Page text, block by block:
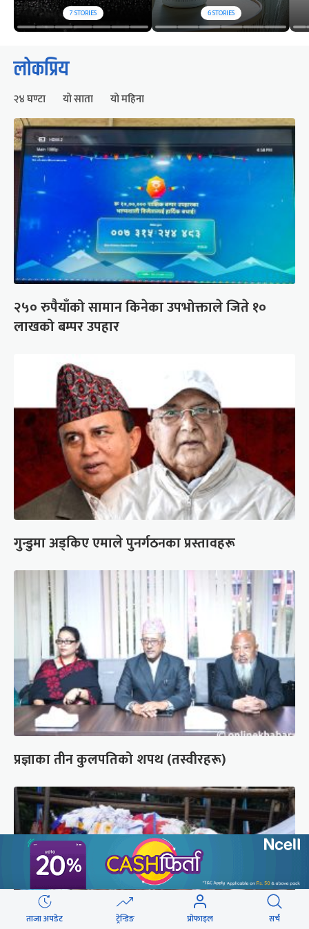
7STORIES 6STORIES
लोकप्रिय
२४ घण्टा यो साता यो महिना
२५० रुपैयाँको सामान किनेका उपभोक्ताले जिते १०
लाखको बम्पर उपहार
गुन्डुमा अड्किए एमाले पुनर्गठनका प्रस्तावहरू
प्रज्ञाका तीन कुलपतिको शपथ (तस्वीरहरू)
ताजा अपडेट ट्रेन्डिङ प्रोफाइल सर्च